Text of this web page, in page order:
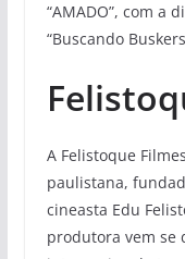
“AMADO”, com a
“Buscando
A Felistoque
paulistana,
cineasta Edu
produtora vem se